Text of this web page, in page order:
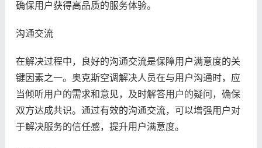
确保用户获得高品质的服务体验。
沟通交流
在解决过程中，良好的沟通交流是保障用户满意度的关
键因素之一。奥克斯空调解决人员在与用户沟通时，应
当倾听用户的需求和意见，及时解答用户的疑问，确保
双方达成共识。通过有效的沟通交流，可以增强用户对
于解决服务的信任感，提升用户满意度。